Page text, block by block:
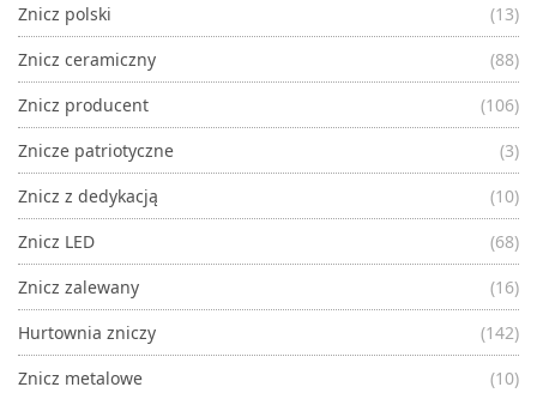
Znicz polski
(13)
Znicz ceramiczny
(88)
Znicz producent
(106)
Znicze patriotyczne
(3)
Znicz z dedykacją
(10)
Znicz LED
(68)
Znicz zalewany
(16)
Hurtownia zniczy
(142)
Znicz metalowe
(10)